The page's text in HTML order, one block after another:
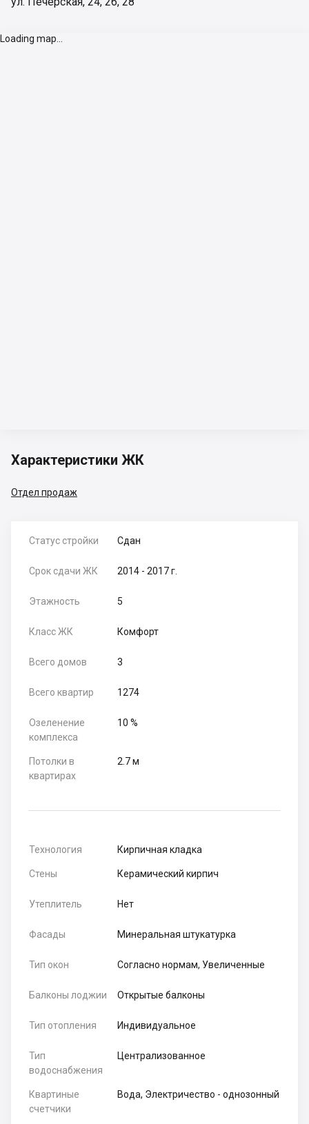
Loading map...
Характеристики ЖК
Отдел продаж
Статус стройки Сдан
Срок сдачи ЖК 2014 - 2017 г.
Этажность 5
Класс ЖК Комфорт
Всего домов 3
Всего квартир 1274
Озеленение
комплекса
10 %
Потолки в
квартирах
2.7 м
Технология Кирпичная кладка
Стены Керамический кирпич
Утеплитель Нет
Фасады Минеральная штукатурка
Тип окон Согласно нормам, Увеличенные
Балконы лоджии Открытые балконы
Тип отопления Индивидуальное
Тип
водоснабжения
Централизованное
Квартиные
счетчики
Вода, Электричество - однозонный